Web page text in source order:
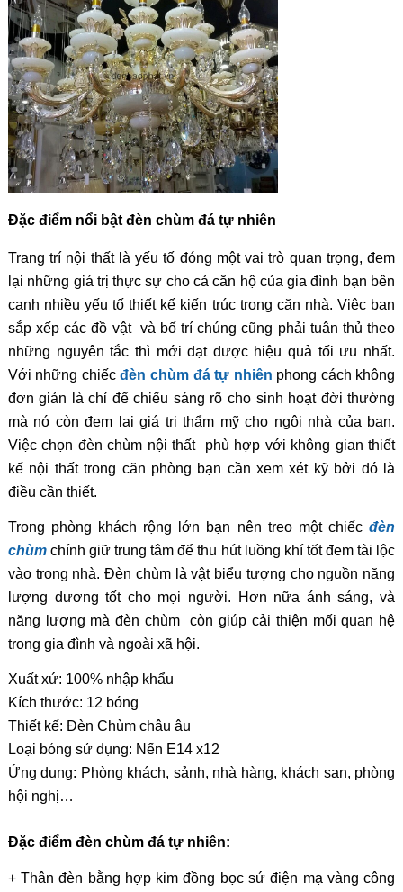
Đặc điểm nổi bật đèn chùm đá tự nhiên
Trang trí nội thất là yếu tố đóng một vai trò quan trọng, đem
lại những giá trị thực sự cho cả căn hộ của gia đình bạn bên
cạnh nhiều yếu tố thiết kế kiến trúc trong căn nhà. Việc bạn
sắp xếp các đồ vật và bố trí chúng cũng phải tuân thủ theo
những nguyên tắc thì mới đạt được hiệu quả tối ưu nhất.
Với những chiếcđèn chùm đá tự nhiên phong cách không
đơn giản là chỉ để chiếu sáng rõ cho sinh hoạt đời thường
mà nó còn đem lại giá trị thẩm mỹ cho ngôi nhà của bạn.
Việc chọn đèn chùm nội thất phù hợp với không gian thiết
kế nội thất trong căn phòng bạn cần xem xét kỹ bởi đó là
điều cần thiết.
Trong phòng khách rộng lớn bạn nên treo một chiếcđèn
chùmchính giữ trung tâm để thu hút luồng khí tốt đem tài lộc
vào trong nhà. Đèn chùm là vật biểu tượng cho nguồn năng
lượng dương tốt cho mọi người. Hơn nữa ánh sáng, và
năng lượng mà đèn chùm còn giúp cải thiện mối quan hệ
trong gia đình và ngoài xã hội.
Xuất xứ: 100% nhập khẩu
Kích thước: 12 bóng
Thiết kế: Đèn Chùm châu âu
Loại bóng sử dụng: Nến E14 x12
Ứng dụng: Phòng khách, sảnh, nhà hàng, khách sạn, phòng
hội nghị…
Đặc điểm đèn chùm đá tự nhiên:
+ Thân đèn bằng hợp kim đồng bọc sứ điện mạ vàng công